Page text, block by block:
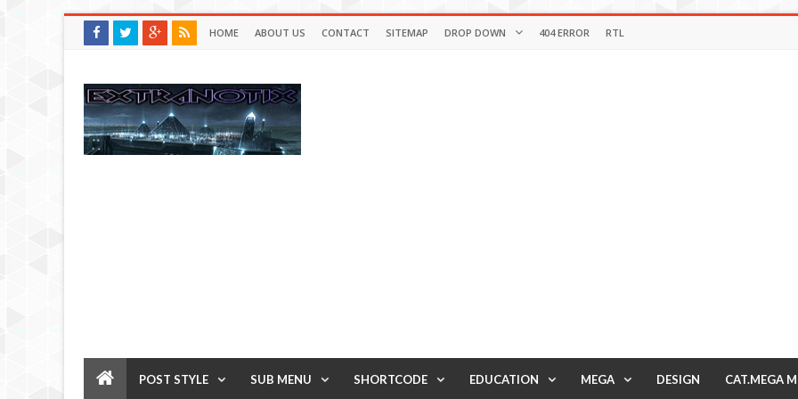
HOME ABOUT US CONTACT SITEMAP DROP DOWN 404 ERROR RTL
POST STYLE SUB MENU SHORTCODE EDUCATION MEGA DESIGN CAT.MEGA